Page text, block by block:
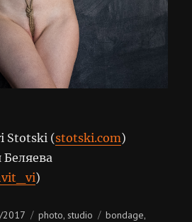
Stotski (stotski.com)
)
Categories
photo, studio Tags
bondage,